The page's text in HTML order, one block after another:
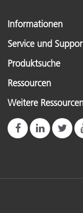
Informationen
Service und
Produktsuche
Ressourcen
Weitere